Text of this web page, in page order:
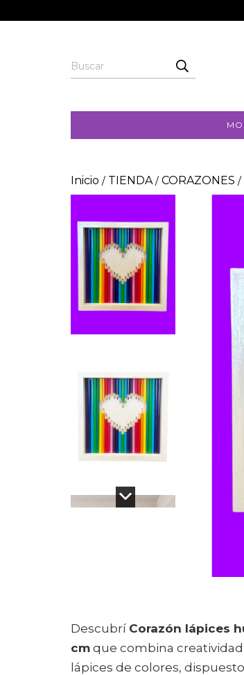
Inicio / TIENDA / CORAZONES /
Descubrí Corazón lápices
cm que combina
lápices de colores,